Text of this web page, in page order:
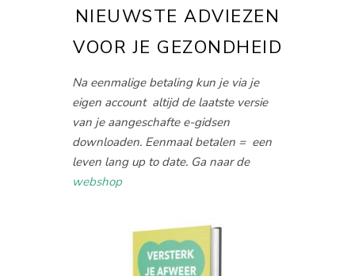
NIEUWSTE ADVIEZEN
VOOR JE GEZONDHEID
Na eenmalige betaling kun je via je
eigen account altijd de laatste versie
van je aangeschafte e-gidsen
downloaden. Eenmaal betalen = een
leven lang up to date. Ga naar de
webshop